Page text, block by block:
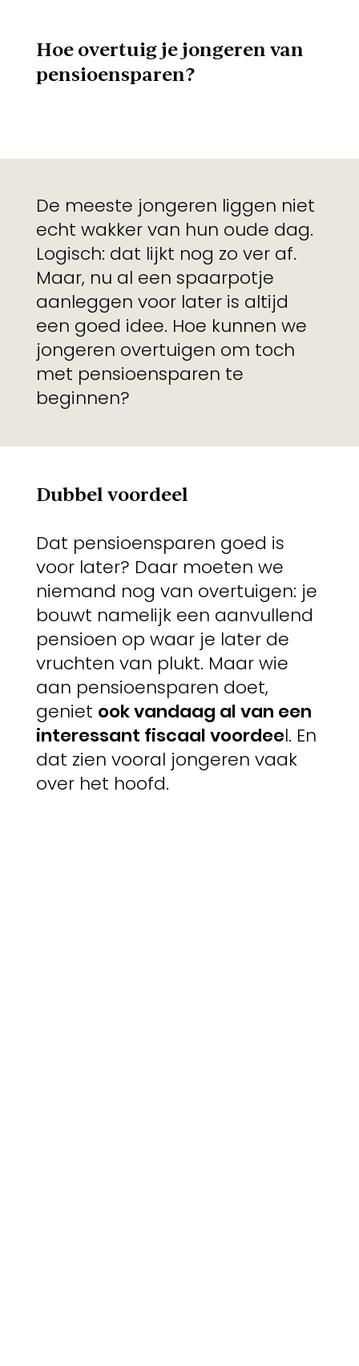
Hoe overtuig je jongeren van
pensioensparen?
De meeste jongeren liggen niet
echt wakker van hun oude dag.
Logisch: dat lijkt nog zo ver af.
Maar, nu al een spaarpotje
aanleggen voor later is altijd
een goed idee. Hoe kunnen we
jongeren overtuigen om toch
met pensioensparen te
beginnen?
Dubbel voordeel
Dat pensioensparen goed is
voor later? Daar moeten we
niemand nog van overtuigen: je
bouwt namelijk een aanvullend
pensioen op waar je later de
vruchten van plukt. Maar wie
aan pensioensparen doet,
geniet ook vandaag al van een
interessant fiscaal voordeel. En
dat zien vooral jongeren vaak
over het hoofd.